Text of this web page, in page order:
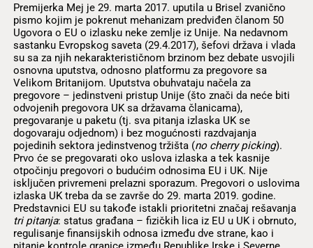
Premijerka Mej je 29. marta 2017. uputila u Brisel zvanično
pismo kojim je pokrenut mehanizam predviđen članom 50
Ugovora o EU o izlasku neke zemlje iz Unije. Na nedavnom
sastanku Evropskog saveta (29.4.2017), šefovi država i vlada
su sa za njih nekarakterističnom brzinom bez debate usvojili
osnovna uputstva, odnosno platformu za pregovore sa
Velikom Britanijom. Uputstva obuhvataju načela za
pregovore – jedinstveni pristup Unije (što znači da neće biti
odvojenih pregovora UK sa državama članicama),
pregovaranje u paketu (tj. sva pitanja izlaska UK se
dogovaraju odjednom) i bez mogućnosti razdvajanja
pojedinih sektora jedinstvenog tržišta (no cherry picking).
Prvo će se pregovarati oko uslova izlaska a tek kasnije
otpočinju pregovori o budućim odnosima EU i UK. Nije
isključen privremeni prelazni sporazum. Pregovori o uslovima
izlaska UK treba da se završe do 29. marta 2019. godine.
Predstavnici EU su takođe istakli prioritetni značaj rešavanja
tri pitanja: status građana – fizičkih lica iz EU u UK i obrnuto,
regulisanje finansijskih odnosa između dve strane, kao i